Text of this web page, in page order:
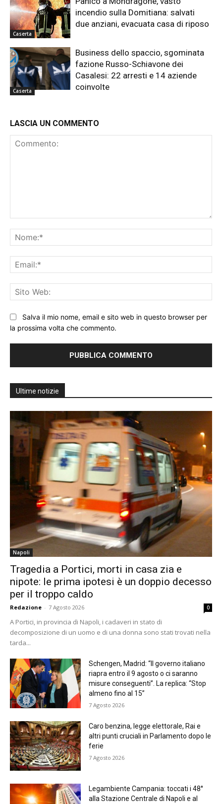
Caserta
incendio sulla Domitiana: salvati
due anziani, evacuata casa di riposo
Caserta
Business dello spaccio, sgominata
fazione Russo-Schiavone dei
Casalesi: 22 arresti e 14 aziende
coinvolte
LASCIA UN COMMENTO
Salva il mio nome, email e sito web in questo browser per
la prossima volta che commento.
Ultime notizie
Napoli
Tragedia a Portici, morti in casa zia e
nipote: le prima ipotesi è un doppio decesso
per il troppo caldo
Redazione - 7 Agosto 2026 0
A Portici, in provincia di Napoli, i cadaveri in stato di
decomposizione di un uomo e di una donna sono stati trovati nella
tarda...
Schengen, Madrid: “Il governo italiano
riapra entro il 9 agosto o ci saranno
misure conseguenti”. La replica: “Stop
almeno fino al 15”
7 Agosto 2026
Caro benzina, legge elettorale, Rai e
altri punti cruciali in Parlamento dopo le
ferie
7 Agosto 2026
Legambiente Campania: toccati i 48°
alla Stazione Centrale di Napoli e al